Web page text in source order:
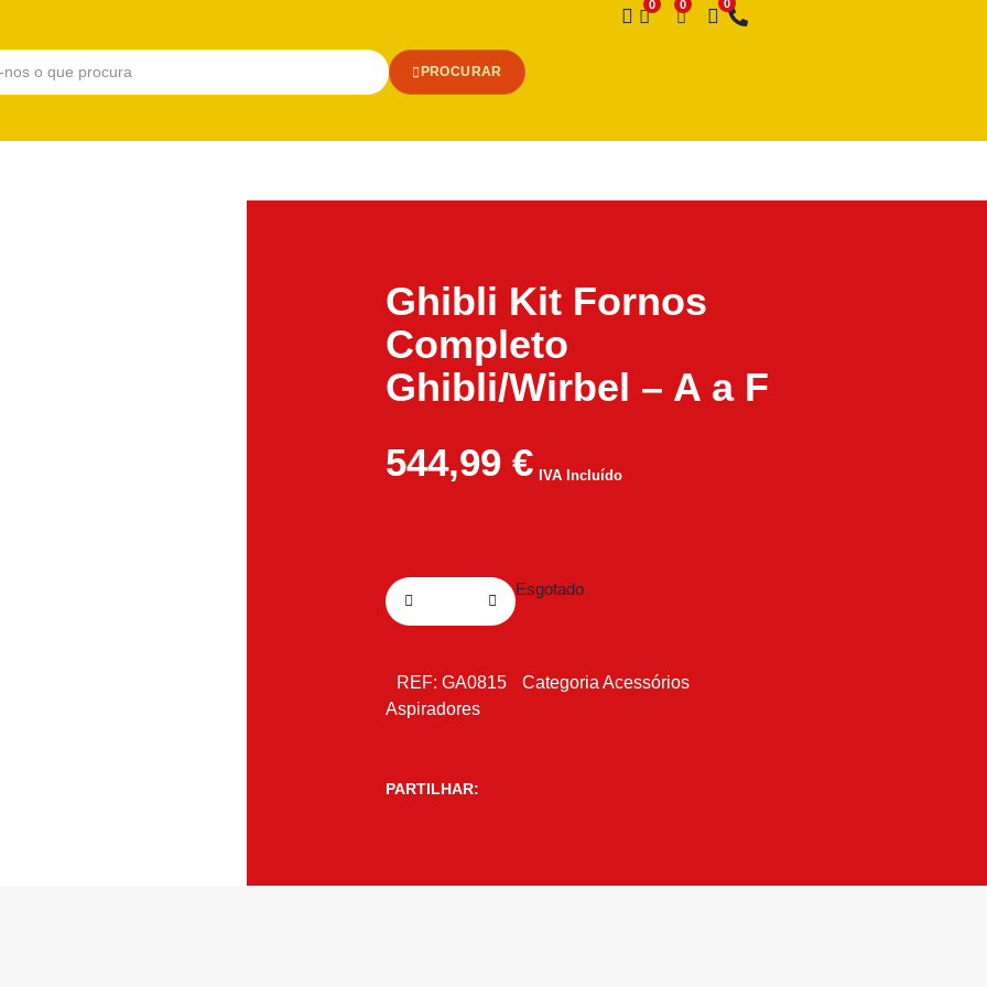
PROCURAR
Desejo
Ghibli Kit Fornos
Completo
Ghibli/Wirbel – A a F
544,99 € IVA Incluído
Esgotado
REF: GA0815 Categoria Acessórios
Aspiradores
PARTILHAR: